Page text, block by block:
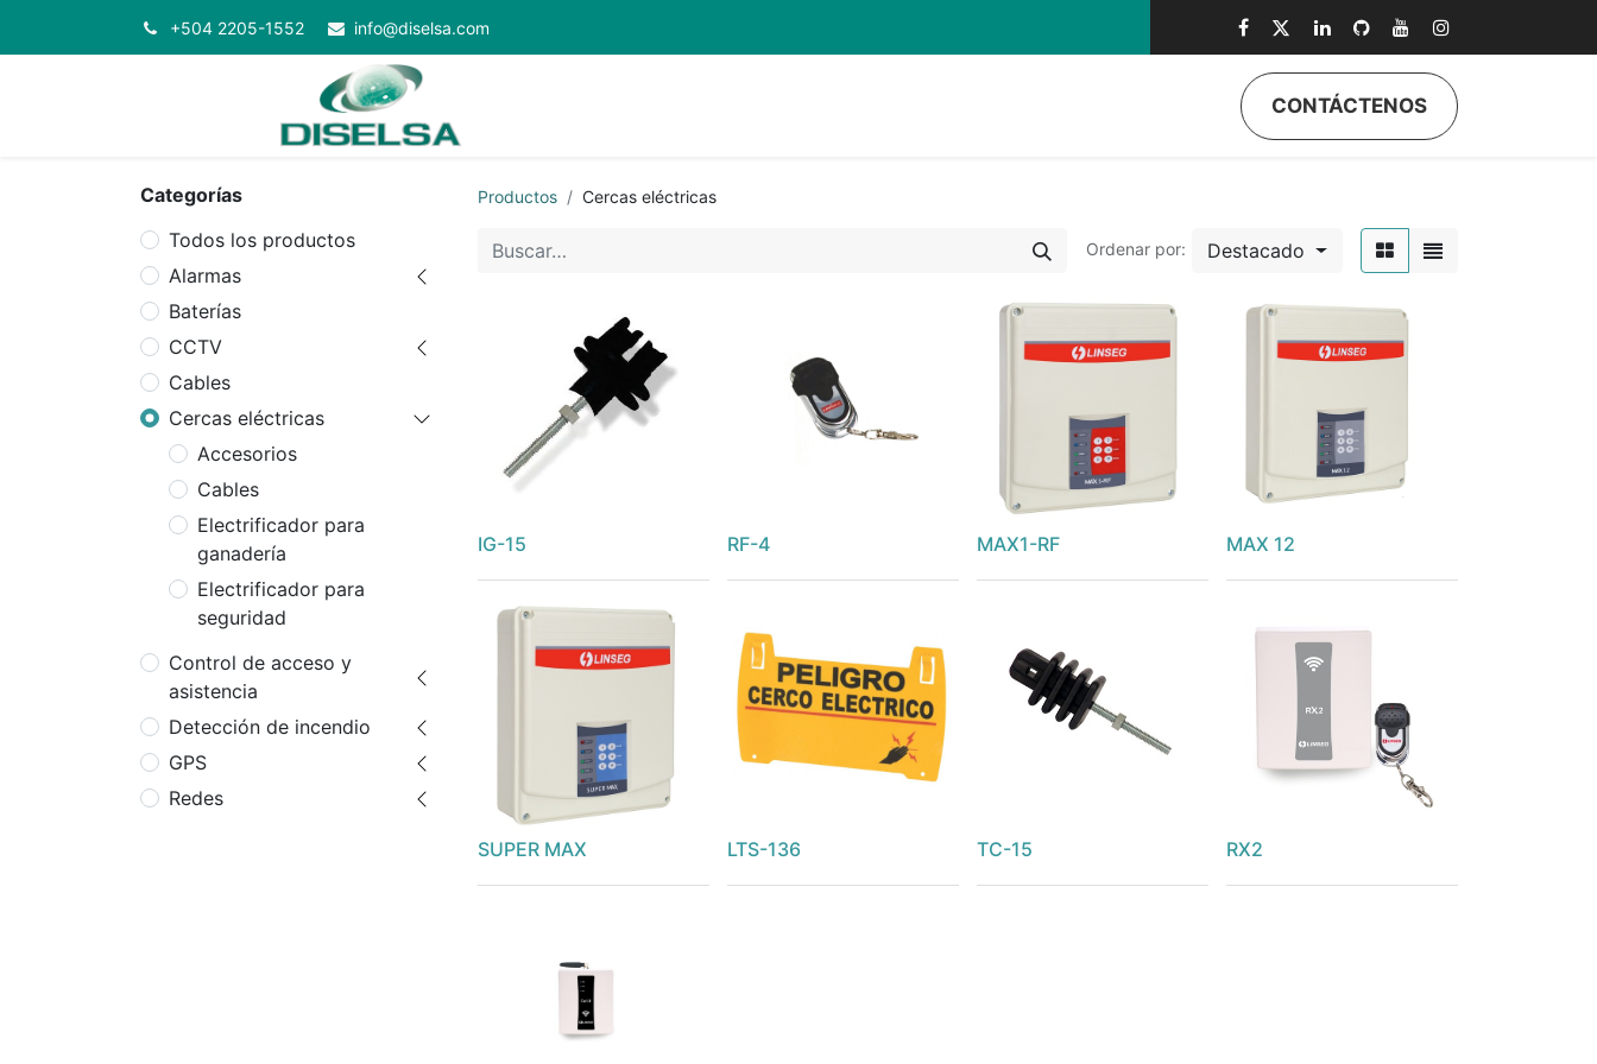
+504 2205-1552 info@diselsa.com
Quiénes Somos Eventos Soporte
CONTÁCTENOS
Categorías
Todos los productos
Alarmas
Baterías
CCTV
Cables
Cercas eléctricas
Accesorios
Cables
Electrificador para
ganadería
Electrificador para
seguridad
Control de acceso y
asistencia
Detección de incendio
GPS
Redes
Productos Cercas eléctricas
Ordenar por: Destacado
IG-15 RF-4 MAX1-RF MAX 12
SUPER MAX LTS-136 TC-15 RX2